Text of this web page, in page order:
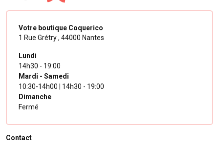
Votre boutique Coquerico
1 Rue Grétry , 44000 Nantes
Lundi
14h30 - 19:00
Mardi - Samedi
10:30-14h00 | 14h30 - 19:00
Dimanche
Fermé
Contact